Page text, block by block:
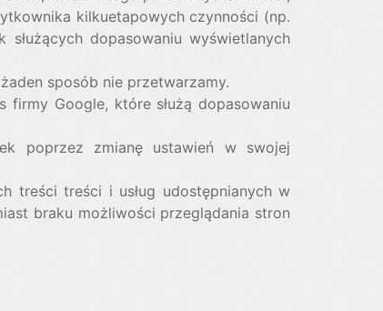
kilkuetapowych czynności (np.
dopasowaniu wyświetlanych
sposób nie przetwarzamy.
firmy Google, które służą dopasowaniu
poprzez zmianę ustawień w swojej
treści treści i usług udostępnianych w
braku możliwości przeglądania stron